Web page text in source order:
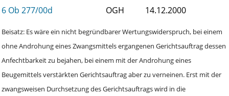
6 Ob 277/00d
OGH 14.12.2000
Beisatz: Es wäre ein nicht begründbarer Wertungswiderspruch, bei einem
ohne Androhung eines Zwangsmittels ergangenen Gerichtsauftrag dessen
Anfechtbarkeit zu bejahen, bei einem mit der Androhung eines
Beugemittels verstärkten Gerichtsauftrag aber zu verneinen. Erst mit der
zwangsweisen Durchsetzung des Gerichtsauftrags wird in die